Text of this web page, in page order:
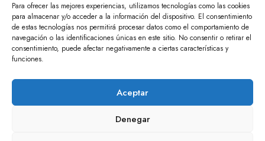
Para ofrecer las mejores experiencias, utilizamos tecnologías como las cookies
para almacenar y/o acceder a la información del dispositivo. El consentimiento
de estas tecnologías nos permitirá procesar datos como el comportamiento de
navegación o las identificaciones únicas en este sitio. No consentir o retirar el
consentimiento, puede afectar negativamente a ciertas características y
funciones.
Aceptar
Denegar